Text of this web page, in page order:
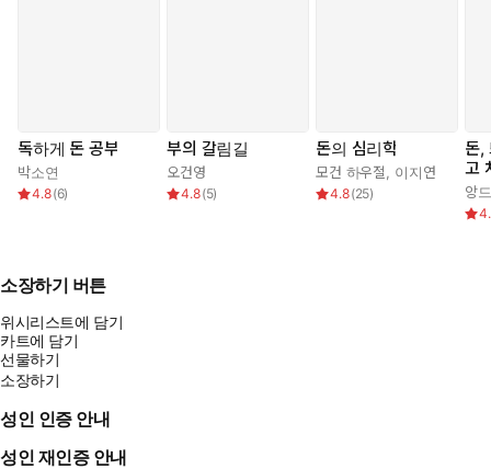
독하게 돈 공부
박소연
4.8(6)
부의 갈림길
오건영
4.8(5)
돈의 심리학
모건 하우절 이지연
4.8(25)
돈,
고
앙
소장하기 버튼
위시리스트에 담기
카트에 담기
선물하기
소장하기
성인 인증 안내
성인 재인증 안내